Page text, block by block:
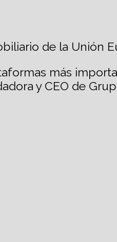
de la Unión
más
y CEO de